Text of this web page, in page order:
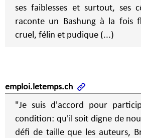
ses faiblesses et surtout, ses
raconte un Bashung à la fois
cruel, félin et pudique (...)
emploi.letemps.ch
"Je suis d'accord pour
condition: qu'il soit digne de
défi de taille que les auteurs,